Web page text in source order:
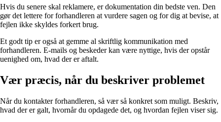
Hvis du senere skal reklamere, er dokumentation din bedste ven. Den
gør det lettere for forhandleren at vurdere sagen og for dig at bevise, at
fejlen ikke skyldes forkert brug.
Et godt tip er også at gemme al skriftlig kommunikation med
forhandleren. E-mails og beskeder kan være nyttige, hvis der opstår
uenighed om, hvad der er aftalt.
Vær præcis, når du beskriver problemet
Når du kontakter forhandleren, så vær så konkret som muligt. Beskriv,
hvad der er galt, hvornår du opdagede det, og hvordan fejlen viser sig.